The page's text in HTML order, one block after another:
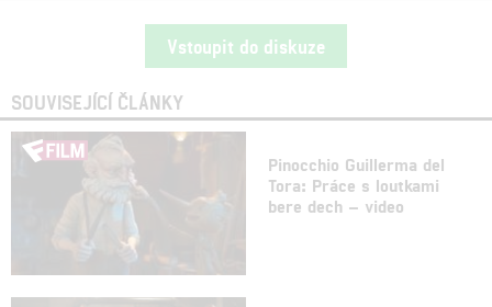
Vstoupit do diskuze
SOUVISEJÍCÍ ČLÁNKY
Pinocchio Guillerma del
Tora: Práce s loutkami
bere dech – video